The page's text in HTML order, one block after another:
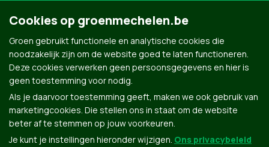
Cookies op groenmechelen.be
Groen gebruikt functionele en analytische cookies die
noodzakelijk zijn om de website goed te laten functioneren.
Deze cookies verwerken geen persoonsgegevens en hier is
geen toestemming voor nodig.
Als je daarvoor toestemming geeft, maken we ook gebruik van
marketingcookies. Die stellen ons in staat om de website
beter af te stemmen op jouw voorkeuren.
Je kunt je instellingen hieronder wijzigen. Ons privacybeleid